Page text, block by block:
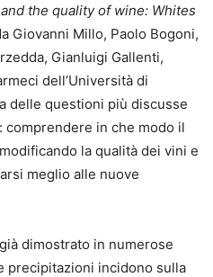
the quality of wine: Whites
Giovanni Millo, Paolo Bogoni,
Gianluigi Gallenti,
dell’Università di
delle questioni più discusse
in che modo il
la qualità dei vini e
meglio alle nuove
dimostrato in numerose
precipitazioni incidono sulla